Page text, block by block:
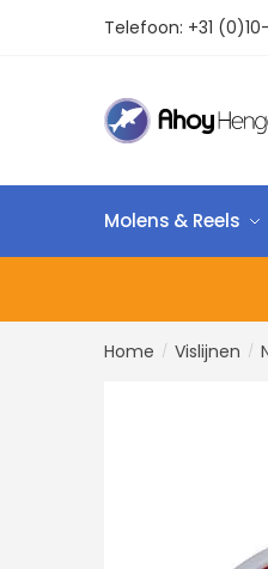
Telefoon: +31
Molens & Reels
Home / Vislijnen /